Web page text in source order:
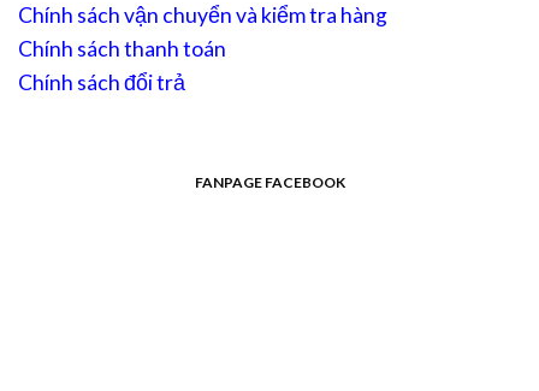
Chính sách vận chuyển và kiểm tra hàng
Chính sách thanh toán
Chính sách đổi trả
FANPAGE FACEBOOK